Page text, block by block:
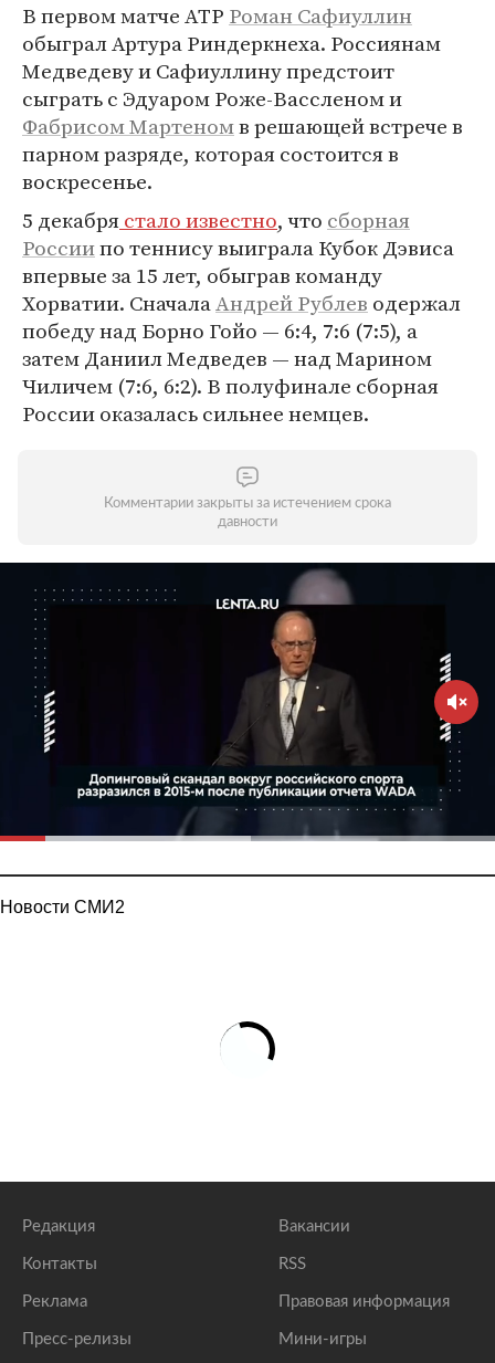
В первом матче АТР Роман Сафиуллин
обыграл Артура Риндеркнеха. Россиянам
Медведеву и Сафиуллину предстоит
сыграть с Эдуаром Роже-Вассленом и
Фабрисом Мартеномв решающей встрече в
парном разряде, которая состоится в
воскресенье.
5 декабрястало известно, что сборная
Россиипо теннису выиграла Кубок Дэвиса
впервые за 15 лет, обыграв команду
Хорватии. СначалаАндрей Рублев одержал
победу над Борно Гойо — 6:4, 7:6 (7:5), а
затем Даниил Медведев — над Марином
Чиличем (7:6, 6:2). В полуфинале сборная
России оказалась сильнее немцев.
Комментарии закрыты за истечением срока
давности
Новости СМИ2
Редакция
Контакты
Реклама
Пресс-релизы
Вакансии
RSS
Правовая информация
Мини-игры